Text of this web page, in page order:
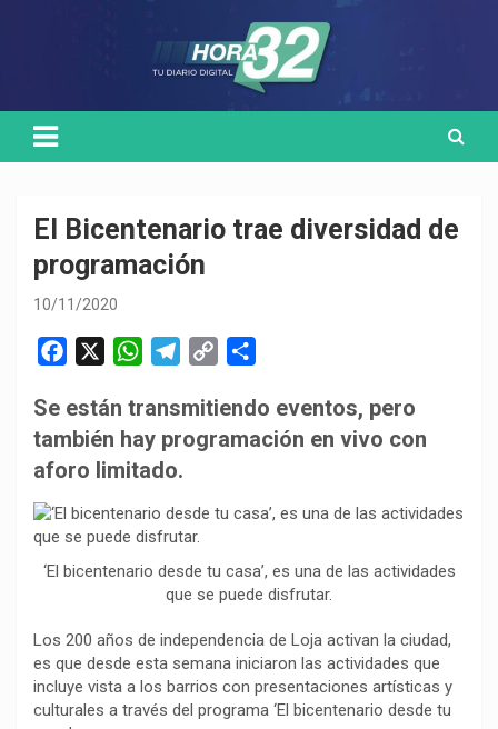
El Bicentenario trae diversidad de
programación
10/11/2020
c
e
b
o
W
a
t
s
p
l
e
a
p
y
n
m
p
t
r
Se están transmitiendo eventos, pero
también hay programación en vivo con
aforo limitado.
‘El bicentenario desde tu casa’, es una de las actividades
que se puede disfrutar.
Los 200 años de independencia de Loja activan la ciudad,
es que desde esta semana iniciaron las actividades que
incluye vista a los barrios con presentaciones artísticas y
culturales a través del programa ‘El bicentenario desde tu